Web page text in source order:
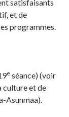
satisfaisants
et de
programmes.
e séance) (voir
culture et de
Asunmaa).